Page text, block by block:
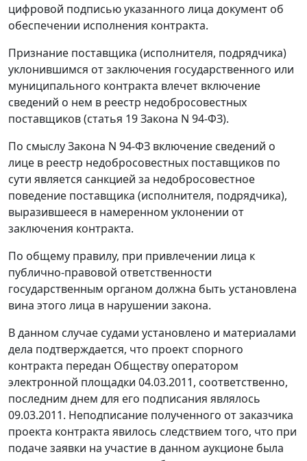
цифровой подписью указанного лица документ об
обеспечении исполнения контракта.
Признание поставщика (исполнителя, подрядчика)
уклонившимся от заключения государственного или
муниципального контракта влечет включение
сведений о нем в реестр недобросовестных
поставщиков (статья 19 Закона N 94-ФЗ).
По смыслу Закона N 94-ФЗ включение сведений о
лице в реестр недобросовестных поставщиков по
сути является санкцией за недобросовестное
поведение поставщика (исполнителя, подрядчика),
выразившееся в намеренном уклонении от
заключения контракта.
По общему правилу, при привлечении лица к
публично-правовой ответственности
государственным органом должна быть установлена
вина этого лица в нарушении закона.
В данном случае судами установлено и материалами
дела подтверждается, что проект спорного
контракта передан Обществу оператором
электронной площадки 04.03.2011, соответственно,
последним днем для его подписания являлось
09.03.2011. Неподписание полученного от заказчика
проекта контракта явилось следствием того, что при
подаче заявки на участие в данном аукционе была